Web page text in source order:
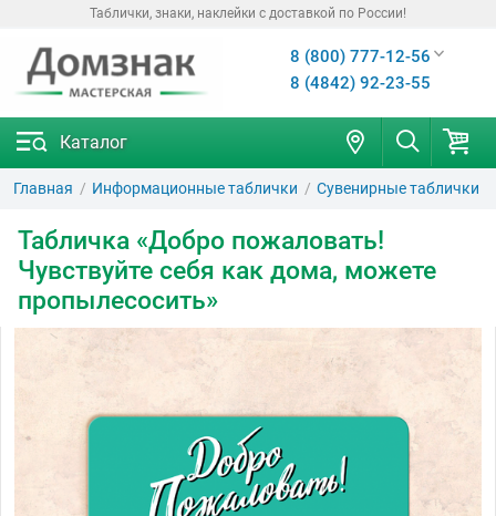
Таблички, знаки, наклейки с доставкой по России!
8 (800) 777-12-56
8 (4842) 92-23-55
Каталог
Главная Информационные таблички Сувенирные таблички
Табличка «Добро пожаловать!
Чувствуйте себя как дома, можете
пропылесосить»